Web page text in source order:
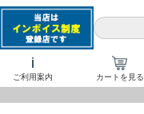
i
ご利用案内 カートを見る